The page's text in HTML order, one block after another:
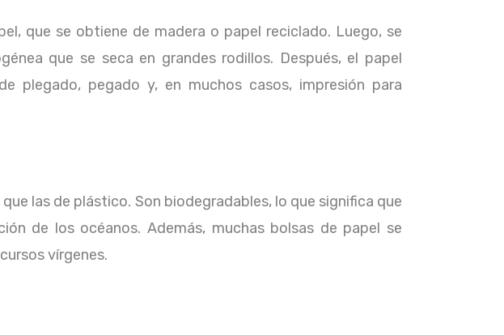
que se obtiene de madera o papel reciclado. Luego, se
que se seca en grandes rodillos. Después, el papel
plegado, pegado y, en muchos casos, impresión para
las de plástico. Son biodegradables, lo que significa que
de los océanos. Además, muchas bolsas de papel se
vírgenes.